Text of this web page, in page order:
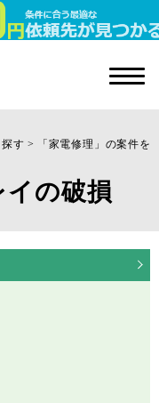
す 「家電修理」の案件を
の破損